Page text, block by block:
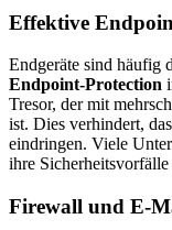
Effektive
Endgeräte sind häufig
Endpoint-Protection
Tresor, der mit
ist. Dies verhindert,
eindringen. Viele
ihre
Firewall und E-